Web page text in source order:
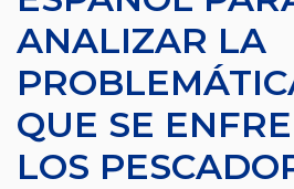
ANALIZAR LA
QUE SE
LOS